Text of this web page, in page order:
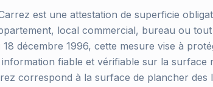
est une attestation de superficie
local commercial, bureau ou
18 décembre 1996, cette mesure vise à
fiable et vérifiable sur la surface
correspond à la surface de plancher